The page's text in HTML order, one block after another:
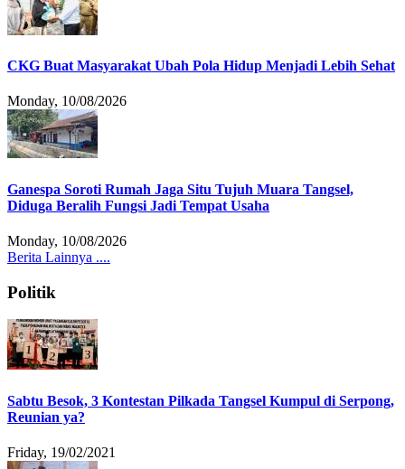
CKG Buat Masyarakat Ubah Pola Hidup Menjadi Lebih Sehat
Monday, 10/08/2026
Ganespa Soroti Rumah Jaga Situ Tujuh Muara Tangsel,
Diduga Beralih Fungsi Jadi Tempat Usaha
Monday, 10/08/2026
Berita Lainnya ....
Politik
Sabtu Besok, 3 Kontestan Pilkada Tangsel Kumpul di Serpong,
Reunian ya?
Friday, 19/02/2021